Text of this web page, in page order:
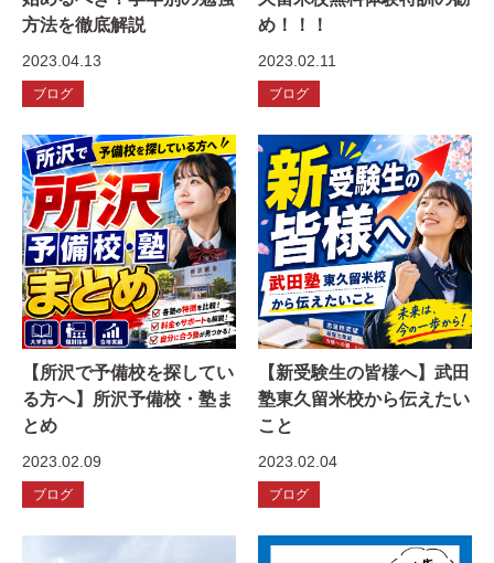
方法を徹底解説
2023.04.13
ブログ
め！！！
2023.02.11
ブログ
【所沢で予備校を探してい
る方へ】所沢予備校・塾ま
とめ
2023.02.09
ブログ
【新受験生の皆様へ】武田
塾東久留米校から伝えたい
こと
2023.02.04
ブログ